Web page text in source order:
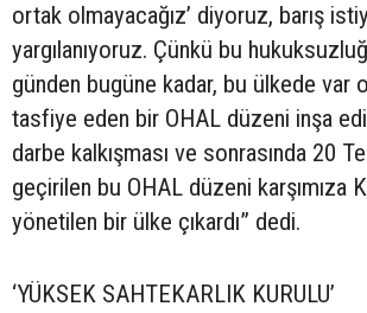
ortak olmayacağız’ diyoruz, barış
yargılanıyoruz. Çünkü bu
günden bugüne kadar, bu ülkede var
tasfiye eden bir OHAL düzeni inşa
darbe kalkışması ve sonrasında 20
geçirilen bu OHAL düzeni karşımıza
yönetilen bir ülke çıkardı” dedi.
‘YÜKSEK SAHTEKARLIK KURULU’